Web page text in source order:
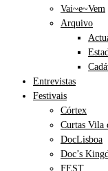
Vai~e~Vem
Arquivo
Entrevistas
Festivais
Córtex
Curtas Vila
DocLisboa
Doc’s
FEST